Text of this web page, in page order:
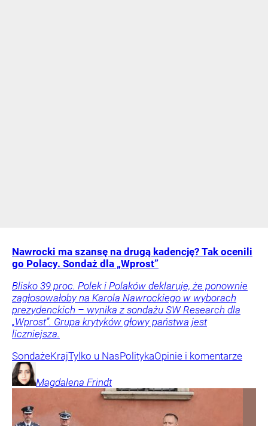
Nawrocki ma szansę na drugą kadencję? Tak ocenili
go Polacy. Sondaż dla „Wprost”
Blisko 39 proc. Polek i Polaków deklaruje, że ponownie
zagłosowałoby na Karola Nawrockiego w wyborach
prezydenckich – wynika z sondażu SW Research dla
„Wprost”. Grupa krytyków głowy państwa jest
liczniejsza.
SondażeKrajTylko u NasPolitykaOpinie i komentarze
Magdalena Frindt